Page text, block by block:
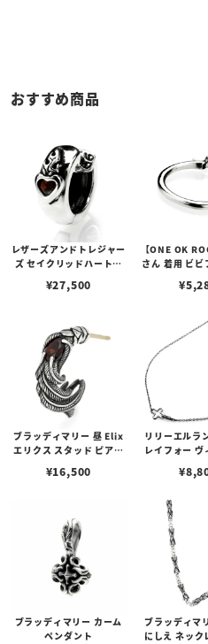
おすすめ商品
レザーズアンドトレジャー
ズ セイクリッドハートピ
¥27,500
【ONE OK
さん 着用 ビビ
¥
ブラッディマリー 昼 Elix
エリクス スタッド ピアス
¥16,500
リリーエルラ
レイフォー ヴ
¥
ブラッディマリー カーム
ペンダント
ブラッディマ
にしえ ネッ